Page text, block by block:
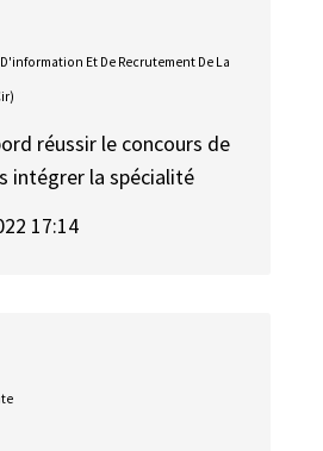
Et De Recrutement De La
réussir le concours de
intégrer la spécialité
17:14